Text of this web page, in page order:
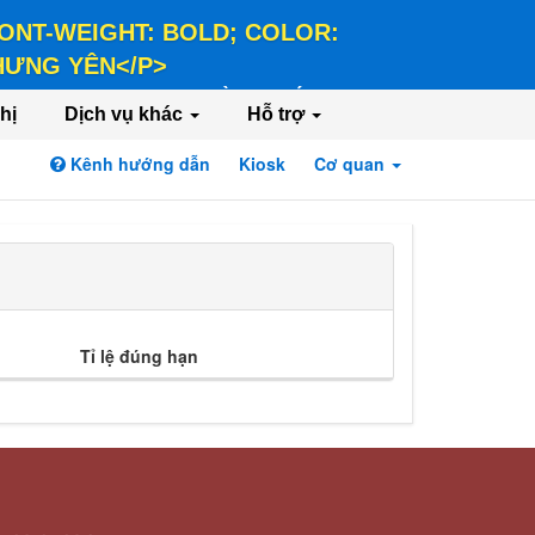
WEIGHT: BOLD; COLOR:
YÊN</P>
COLOR: #FFEE58;">HÀNH CHÍNH PHỤC
Dịch vụ khác Hỗ trợ
Kênh hướng dẫn Kiosk Cơ quan
Tỉ lệ đúng hạn